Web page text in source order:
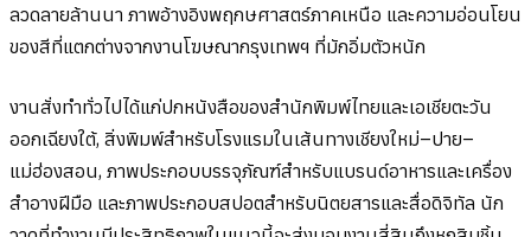
ลวดลายล้านนา ภาพอ้างอิงพฤกษศาสตร์ภาคเหนือ และความอ่อนโยน
ของสีที่แตกต่างจากงานโฆษณากรุงเทพฯ ที่มักอิ่มตัวหนัก
งานสั่งทำทั่วไปได้แก่ปกหนังสือของสำนักพิมพ์ไทยและเอเชียตะวัน
ออกเฉียงใต้, สิ่งพิมพ์สำหรับโรงแรมในเส้นทางเชียงใหม่–ปาย–
แม่ฮ่องสอน, ภาพประกอบบรรจุภัณฑ์สำหรับแบรนด์อาหารและเครื่อง
สำอางฝีมือ และภาพประกอบสปอตสำหรับนิตยสารและสื่อดิจิทัล นัก